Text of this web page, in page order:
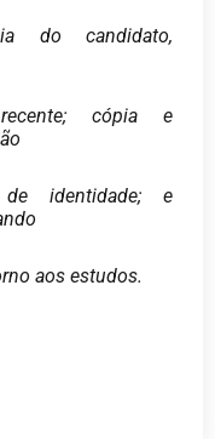
do candidato,
cópia e
identidade; e
aos estudos.